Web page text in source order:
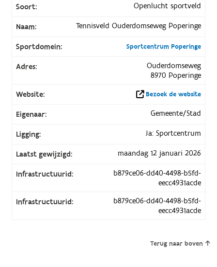
Soort: Openlucht sportveld
Naam: Tennisveld Ouderdomseweg Poperinge
Sportdomein: Sportcentrum Poperinge
Adres:
Ouderdomseweg
8970 Poperinge
Website:
Bezoek de website
Eigenaar: Gemeente/Stad
Ligging: Ja: Sportcentrum
Laatst gewijzigd: maandag 12 januari 2026
Infrastructuurid:
b879ce06-dd40-4498-b5fd-
eecc4931acde
Infrastructuurid:
b879ce06-dd40-4498-b5fd-
eecc4931acde
Terug naar boven